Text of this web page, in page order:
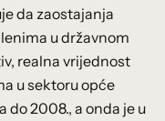
da zaostajanja
u državnom
realna vrijednost
u sektoru opće
do 2008., a onda je u